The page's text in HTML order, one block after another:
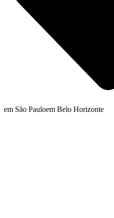
em São Pauloem Belo Horizonte